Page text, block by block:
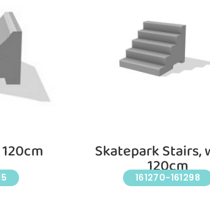
Skatepark Stairs,
120cm
161270-161298